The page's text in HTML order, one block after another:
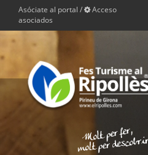
Asóciate al portal /
Acceso
asociados